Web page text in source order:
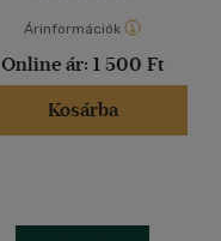
Árinformációk
Online ár: 1 500 Ft
Kosárba